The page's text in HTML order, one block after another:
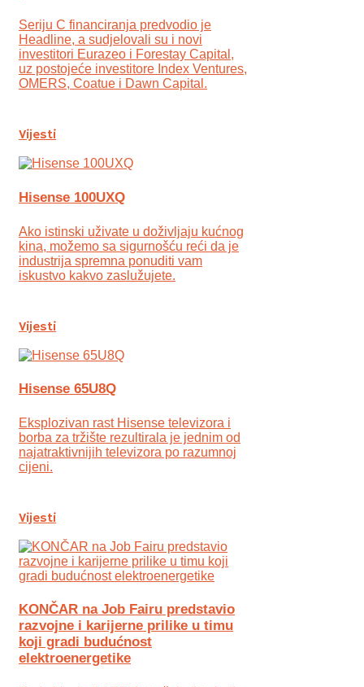
Seriju C financiranja predvodio je
Headline, a sudjelovali su i novi
investitori Eurazeo i Forestay Capital,
uz postojeće investitore Index Ventures,
OMERS, Coatue i Dawn Capital.
Vijesti
Hisense 100UXQ
Ako istinski uživate u doživljaju kućnog
kina, možemo sa sigurnošću reći da je
industrija spremna ponuditi vam
iskustvo kakvo zaslužujete.
Vijesti
Hisense 65U8Q
Eksplozivan rast Hisense televizora i
borba za tržište rezultirala je jednim od
najatraktivnijih televizora po razumnoj
cijeni.
Vijesti
KONČAR na Job Fairu predstavio
razvojne i karijerne prilike u timu
koji gradi budućnost
elektroenergetike